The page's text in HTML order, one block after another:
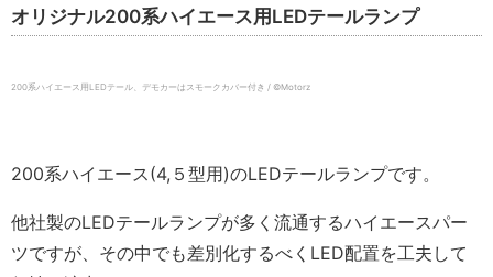
オリジナル200系ハイエース用LEDテールランプ
200系ハイエース用LEDテール、デモカーはスモークカバー付き / ©️Motorz
200系ハイエース(4,５型用)のLEDテールランプです。
他社製のLEDテールランプが多く流通するハイエースパー
ツですが、その中でも差別化するべくLED配置を工夫して